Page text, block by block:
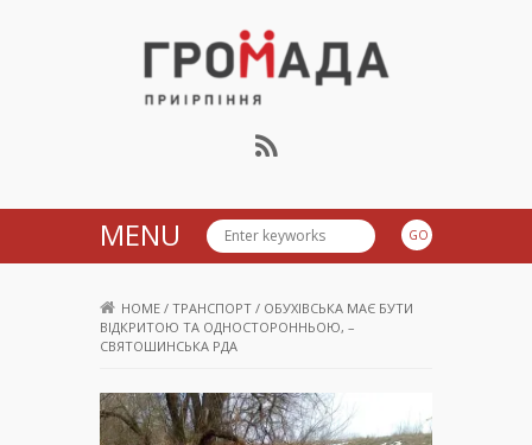
Громада Приірпіння
MENU
HOME / ТРАНСПОРТ / ОБУХІВСЬКА МАЄ БУТИ
ВІДКРИТОЮ ТА ОДНОСТОРОННЬОЮ, –
СВЯТОШИНСЬКА РДА